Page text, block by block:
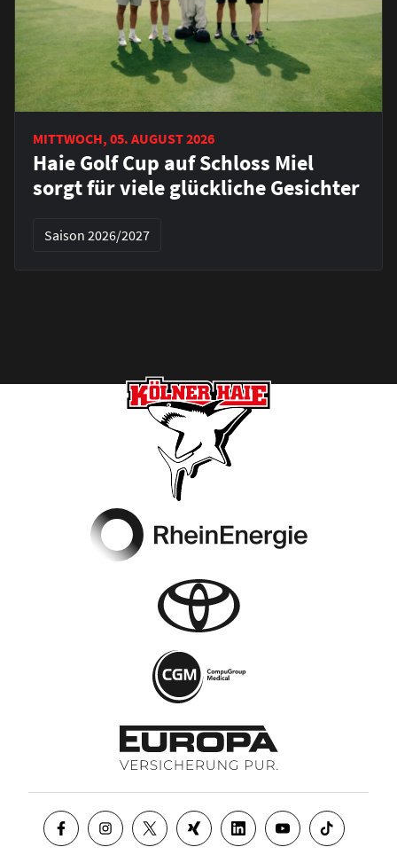
MITTWOCH, 05. AUGUST 2026
Haie Golf Cup auf Schloss Miel
sorgt für viele glückliche Gesichter
Saison 2026/2027